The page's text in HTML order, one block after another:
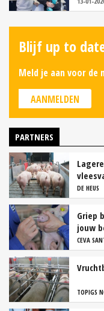
Blijf up to
Meld je aan voor de
AANMELDEN
PARTNERS
DE HEUS
Griep
jouw
CEVA
TOPIGS